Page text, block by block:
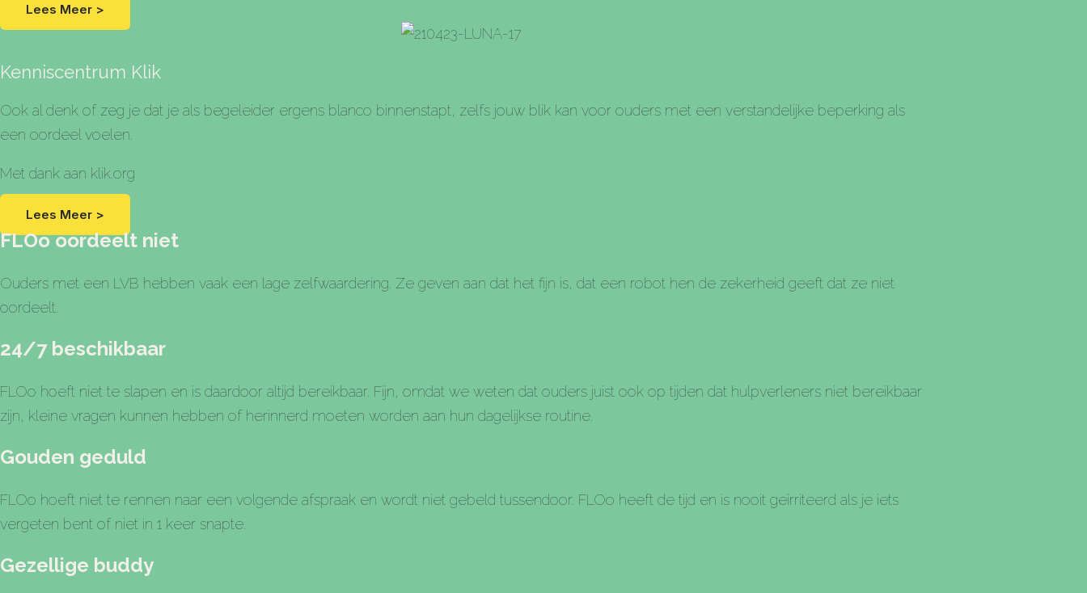
Lees Meer >
Kenniscentrum Klik
Ook al denk of zeg je dat je als begeleider ergens blanco binnenstapt, zelfs jouw blik kan voor ouders met een verstandelijke beperking als
een oordeel voelen.
Met dank aan klik.org
Lees Meer >
FLOo oordeelt niet
Ouders met een LVB hebben vaak een lage zelfwaardering. Ze geven aan dat het fijn is, dat een robot hen de zekerheid geeft dat ze niet
oordeelt.
24/7 beschikbaar
FLOo hoeft niet te slapen en is daardoor altijd bereikbaar. Fijn, omdat we weten dat ouders juist ook op tijden dat hulpverleners niet bereikbaar
zijn, kleine vragen kunnen hebben of herinnerd moeten worden aan hun dagelijkse routine.
Gouden geduld
FLOo hoeft niet te rennen naar een volgende afspraak en wordt niet gebeld tussendoor. FLOo heeft de tijd en is nooit geïrriteerd als je iets
vergeten bent of niet in 1 keer snapte.
Gezellige buddy